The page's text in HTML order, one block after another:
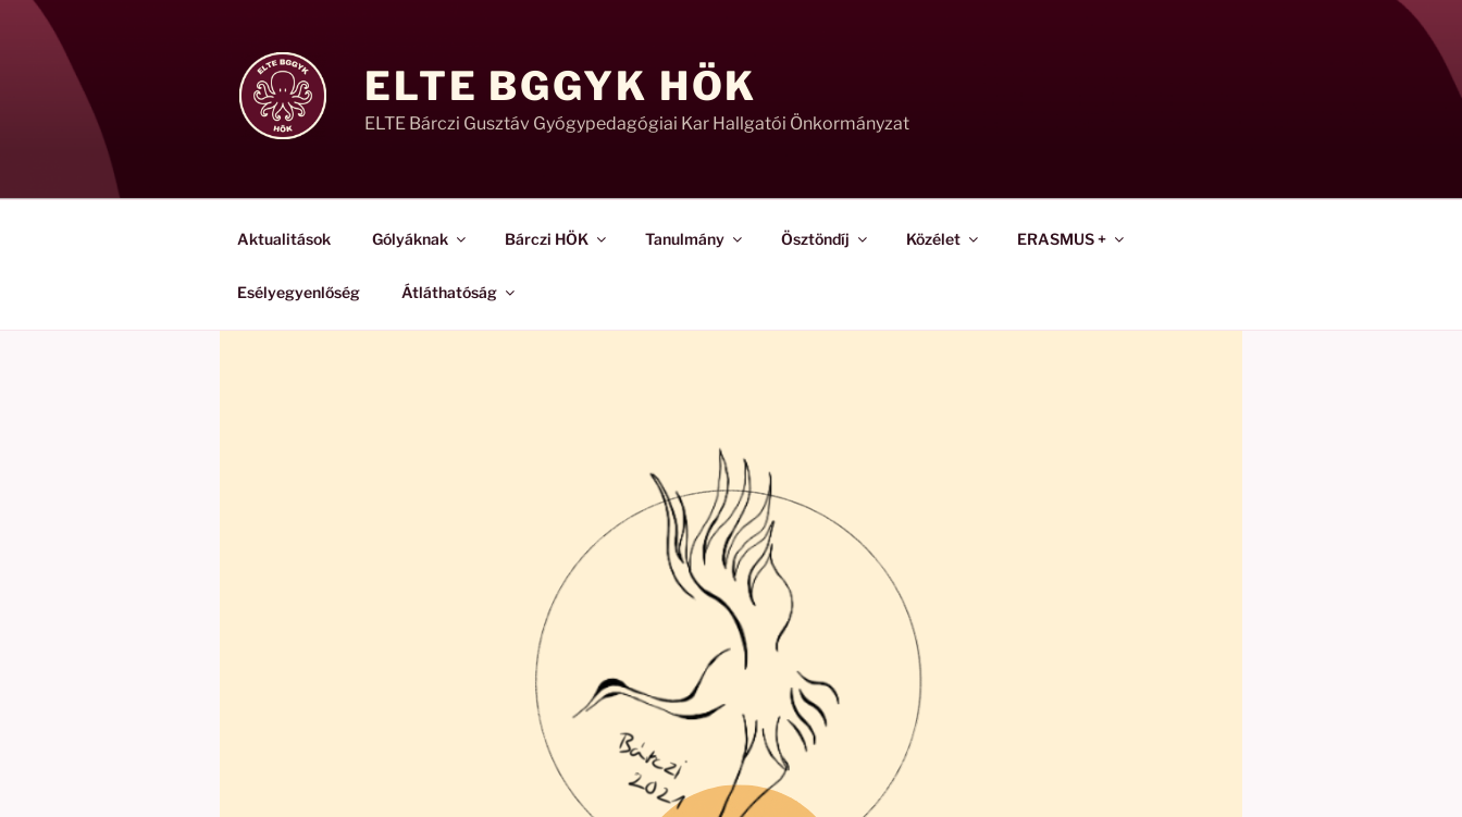
Tartalomhoz
ELTE BGGYK HÖK
ELTE Bárczi Gusztáv Gyógypedagógiai Kar Hallgatói Önkormányzat
Aktualitások Gólyáknak Bárczi HÖK Tanulmány Ösztöndíj Közélet ERASMUS +
Esélyegyenlőség Átláthatóság